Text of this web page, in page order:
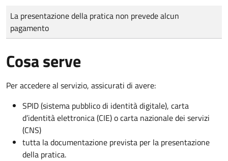
Tipo di pagamento
Importo
La presentazione della pratica non prevede alcun
pagamento
Cosa serve
Per accedere al servizio, assicurati di avere:
SPID (sistema pubblico di identità digitale), carta
d’identità elettronica (CIE) o carta nazionale dei servizi
(CNS)
tutta la documentazione prevista per la presentazione
della pratica.